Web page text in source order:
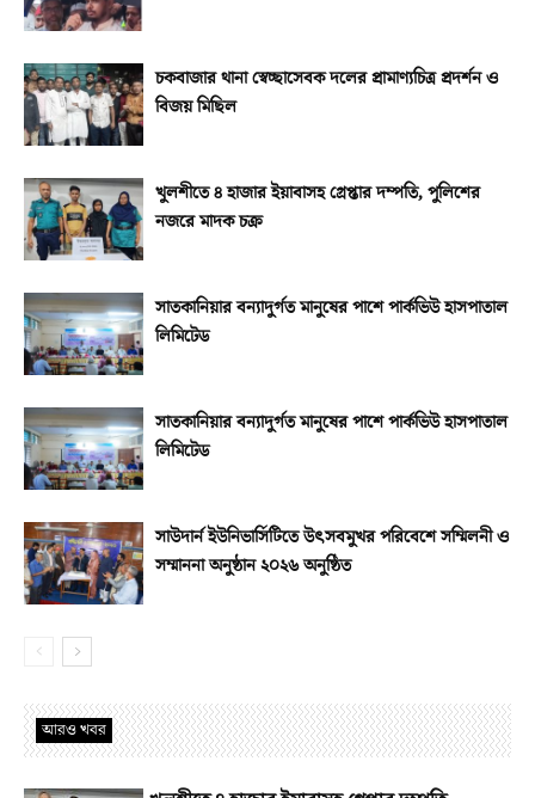
চকবাজার থানা স্বেচ্ছাসেবক দলের প্রামাণ্যচিত্র প্রদর্শন ও
বিজয় মিছিল
খুলশীতে ৪ হাজার ইয়াবাসহ গ্রেপ্তার দম্পতি, পুলিশের
নজরে মাদক চক্র
সাতকানিয়ার বন্যাদুর্গত মানুষের পাশে পার্কভিউ হাসপাতাল
লিমিটেড
সাতকানিয়ার বন্যাদুর্গত মানুষের পাশে পার্কভিউ হাসপাতাল
লিমিটেড
সাউদার্ন ইউনিভার্সিটিতে উৎসবমুখর পরিবেশে সম্মিলনী ও
সম্মাননা অনুষ্ঠান ২০২৬ অনুষ্ঠিত
আরও খবর